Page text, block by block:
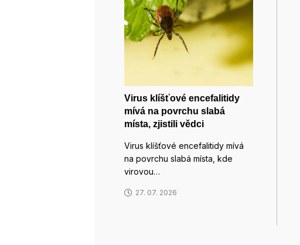
Virus klíšťové encefalitidy
mívá na povrchu slabá
místa, zjistili vědci
Virus klíšťové encefalitidy mívá
na povrchu slabá místa, kde
virovou…
27. 07. 2026